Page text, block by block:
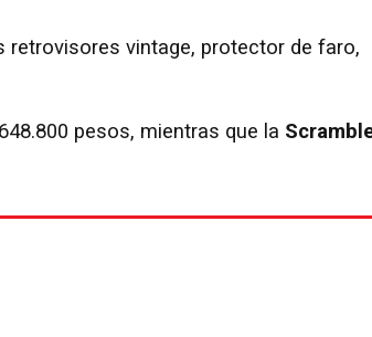
vintage, protector de faro,
pesos, mientras que la